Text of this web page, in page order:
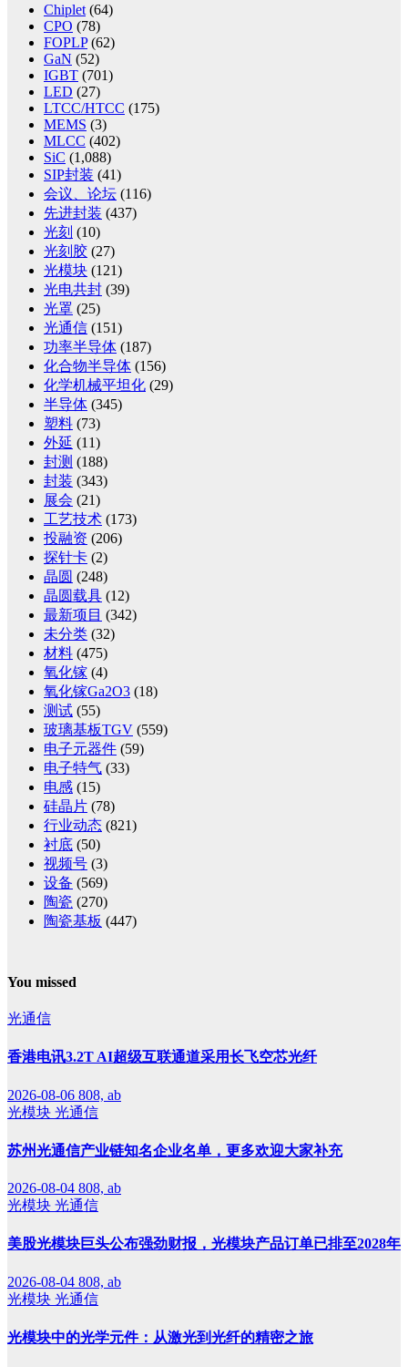
Chiplet (64)
CPO (78)
FOPLP(62)
GaN (52)
IGBT (701)
LED (27)
LTCC/HTCC (175)
MEMS (3)
MLCC (402)
SiC (1,088)
SIP封装 (41)
会议、论坛 (116)
先进封装 (437)
光刻 (10)
光刻胶 (27)
光模块 (121)
光电共封 (39)
光罩 (25)
光通信 (151)
功率半导体 (187)
化合物半导体 (156)
化学机械平坦化 (29)
半导体 (345)
塑料 (73)
外延 (11)
封测 (188)
封装 (343)
展会 (21)
工艺技术 (173)
投融资 (206)
探针卡 (2)
晶圆 (248)
晶圆载具 (12)
最新项目 (342)
未分类 (32)
材料 (475)
氧化镓 (4)
氧化镓Ga2O3 (18)
测试 (55)
玻璃基板TGV (559)
电子元器件 (59)
电子特气 (33)
电感 (15)
硅晶片 (78)
行业动态 (821)
衬底 (50)
视频号 (3)
设备 (569)
陶瓷 (270)
陶瓷基板 (447)
You missed
光通信
香港电讯3.2T AI超级互联通道采用长飞空芯光纤
2026-08-06 808, ab
光模块 光通信
苏州光通信产业链知名企业名单，更多欢迎大家补充
2026-08-04 808, ab
光模块 光通信
美股光模块巨头公布强劲财报，光模块产品订单已排至2028年
2026-08-04 808, ab
光模块 光通信
光模块中的光学元件：从激光到光纤的精密之旅